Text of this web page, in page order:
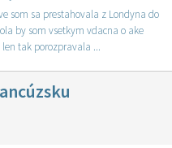
som sa prestahovala z Londyna do
by som vsetkym vdacna o ake
tak porozpravala ...